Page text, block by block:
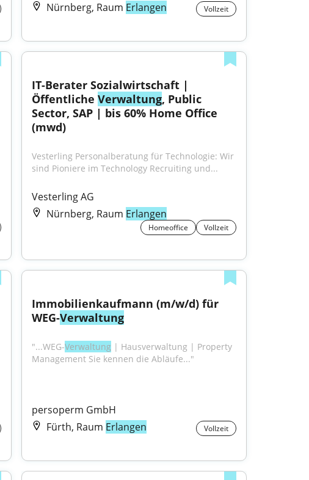
Nürnberg, Raum Erlangen Vollzeit
IT-Berater Sozialwirtschaft |
Öffentliche Verwaltung, Public
Sector, SAP | bis 60% Home Office
(mwd)
Vesterling Personalberatung für Technologie: Wir
sind Pioniere im Technology Recruiting und...
Vesterling AG
Nürnberg, Raum Erlangen
Homeoffice Vollzeit
Immobilienkaufmann (m/w/d) für
WEG-Verwaltung
"...WEG-Verwaltung | Hausverwaltung | Property
Management Sie kennen die Abläufe..."
persoperm GmbH
Fürth, Raum Erlangen Vollzeit